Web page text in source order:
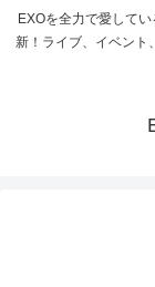
EXOを全力で愛して
新！ライブ、イベント